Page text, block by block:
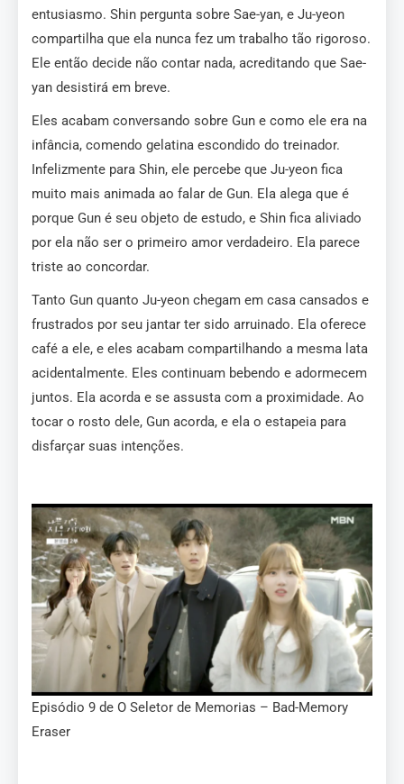
entusiasmo. Shin pergunta sobre Sae-yan, e Ju-yeon
compartilha que ela nunca fez um trabalho tão rigoroso.
Ele então decide não contar nada, acreditando que Sae-
yan desistirá em breve.
Eles acabam conversando sobre Gun e como ele era na
infância, comendo gelatina escondido do treinador.
Infelizmente para Shin, ele percebe que Ju-yeon fica
muito mais animada ao falar de Gun. Ela alega que é
porque Gun é seu objeto de estudo, e Shin fica aliviado
por ela não ser o primeiro amor verdadeiro. Ela parece
triste ao concordar.
Tanto Gun quanto Ju-yeon chegam em casa cansados e
frustrados por seu jantar ter sido arruinado. Ela oferece
café a ele, e eles acabam compartilhando a mesma lata
acidentalmente. Eles continuam bebendo e adormecem
juntos. Ela acorda e se assusta com a proximidade. Ao
tocar o rosto dele, Gun acorda, e ela o estapeia para
disfarçar suas intenções.
Episódio 9 de O Seletor de Memorias – Bad-Memory
Eraser